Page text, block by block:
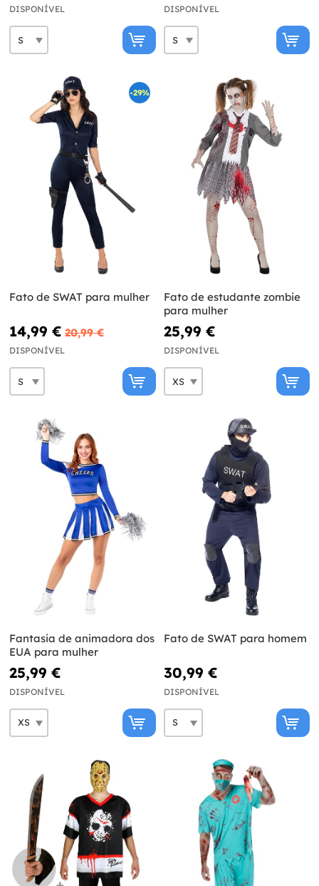
DISPONÍVEL DISPONÍVEL
-29%
Fato de SWAT para mulher
14,99 € 20,99 €
DISPONÍVEL
Fato de estudante zombie
para mulher
25,99 €
DISPONÍVEL
Fantasia de animadora dos
EUA para mulher
25,99 €
DISPONÍVEL
Fato de SWAT para homem
30,99 €
DISPONÍVEL